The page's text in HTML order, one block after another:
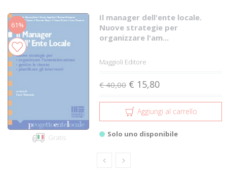
61%
Gratis
Il manager dell'ente locale.
Nuove strategie per
organizzare l'am...
Maggioli Editore
€ 40,00 € 15,80
Aggiungi al carrello
Solo uno disponibile